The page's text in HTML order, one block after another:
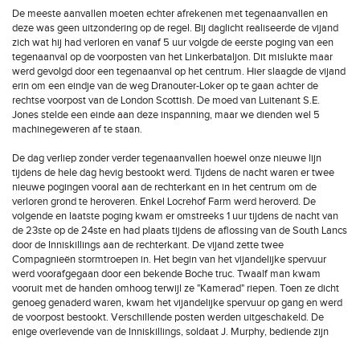
De meeste aanvallen moeten echter afrekenen met tegenaanvallen en
deze was geen uitzondering op de regel. Bij daglicht realiseerde de vijand
zich wat hij had verloren en vanaf 5 uur volgde de eerste poging van een
tegenaanval op de voorposten van het Linkerbataljon. Dit mislukte maar
werd gevolgd door een tegenaanval op het centrum. Hier slaagde de vijand
erin om een eindje van de weg Dranouter-Loker op te gaan achter de
rechtse voorpost van de London Scottish. De moed van Luitenant S.E.
Jones stelde een einde aan deze inspanning, maar we dienden wel 5
machinegeweren af te staan.
De dag verliep zonder verder tegenaanvallen hoewel onze nieuwe lijn
tijdens de hele dag hevig bestookt werd. Tijdens de nacht waren er twee
nieuwe pogingen vooral aan de rechterkant en in het centrum om de
verloren grond te heroveren. Enkel Locrehof Farm werd heroverd. De
volgende en laatste poging kwam er omstreeks 1 uur tijdens de nacht van
de 23ste op de 24ste en had plaats tijdens de aflossing van de South Lancs
door de Inniskillings aan de rechterkant. De vijand zette twee
Compagnieën stormtroepen in. Het begin van het vijandelijke spervuur
werd voorafgegaan door een bekende Boche truc. Twaalf man kwam
vooruit met de handen omhoog terwijl ze "Kamerad" riepen. Toen ze dicht
genoeg genaderd waren, kwam het vijandelijke spervuur op gang en werd
de voorpost bestookt. Verschillende posten werden uitgeschakeld. De
enige overlevende van de Inniskillings, soldaat J. Murphy, bediende zijn